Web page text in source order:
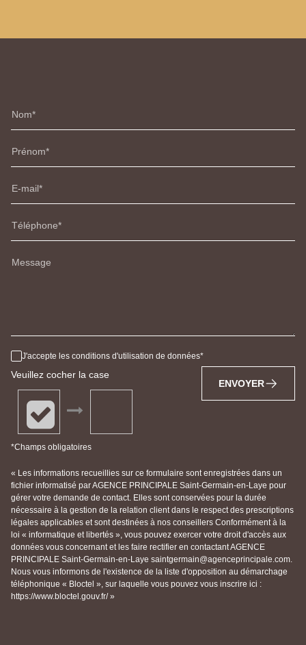
Nom
Prénom
E-mail
Téléphone
Message
J'accepte les conditions d'utilisation de données
Veuillez cocher la case
*Champs obligatoires
ENVOYER
« Les informations recueillies sur ce formulaire sont enregistrées dans un
fichier informatisé par AGENCE PRINCIPALE Saint-Germain-en-Laye pour
gérer votre demande de contact. Elles sont conservées pour la durée
nécessaire à la gestion de la relation client dans le respect des prescriptions
légales applicables et sont destinées à nos conseillers Conformément à la
loi « informatique et libertés », vous pouvez exercer votre droit d'accès aux
données vous concernant et les faire rectifier en contactant AGENCE
PRINCIPALE Saint-Germain-en-Laye saintgermain@agenceprincipale.com.
Nous vous informons de l'existence de la liste d'opposition au démarchage
téléphonique « Bloctel », sur laquelle vous pouvez vous inscrire ici :
https://www.bloctel.gouv.fr/ »